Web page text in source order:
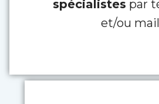
spécialistes par
et/ou